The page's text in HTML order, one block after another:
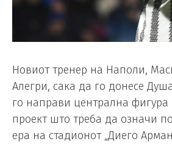
Новиот тренер на Наполи,
Алегри, сака да го донесе
го направи централна фигура
проект што треба да означи
ера на стадионот „Диего